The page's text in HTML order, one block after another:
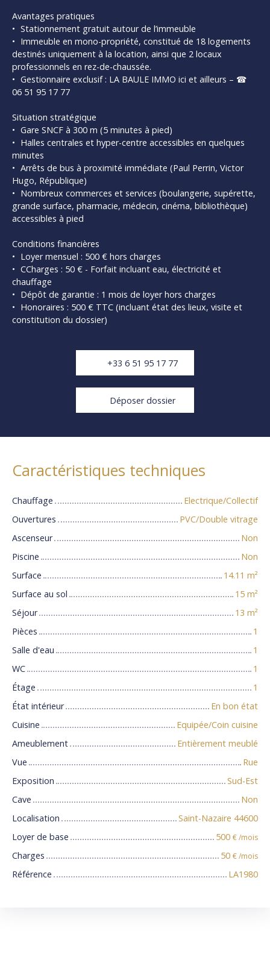
Avantages pratiques
Stationnement gratuit autour de l’immeuble
Immeuble en mono-propriété, constitué de 18 logements
destinés uniquement à la location, ainsi que 2 locaux
professionnels en rez-de-chaussée.
Gestionnaire exclusif : LA BAULE IMMO ici et ailleurs – ☎
06 51 95 17 77
Situation stratégique
Gare SNCF à 300 m (5 minutes à pied)
Halles centrales et hyper-centre accessibles en quelques
minutes
Arrêts de bus à proximité immédiate (Paul Perrin, Victor
Hugo, République)
Nombreux commerces et services (boulangerie, supérette,
grande surface, pharmacie, médecin, cinéma, bibliothèque)
accessibles à pied
Conditions financières
Loyer mensuel : 500 € hors charges
CCharges : 50 € - Forfait incluant eau, électricité et
chauffage
Dépôt de garantie : 1 mois de loyer hors charges
Honoraires : 500 € TTC (incluant état des lieux, visite et
constitution du dossier)
+33 6 51 95 17 77
Déposer dossier
Caractéristiques techniques
Chauffage
Electrique/Collectif
Ouvertures
PVC/Double vitrage
Ascenseur
Non
Piscine
Non
Surface
14.11 m²
Surface au sol
15 m²
Séjour
13 m²
Pièces
1
Salle d'eau
1
WC
1
Étage
1
État intérieur
En bon état
Cuisine
Equipée/Coin cuisine
Ameublement
Entièrement meublé
Vue
Rue
Exposition
Sud-Est
Cave
Non
Localisation
Saint-Nazaire 44600
Loyer de base
500 € /mois
Charges 50 € /mois
Référence LA1980